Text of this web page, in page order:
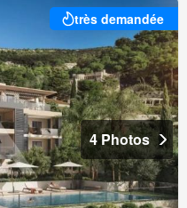
très demandée
4 Photos